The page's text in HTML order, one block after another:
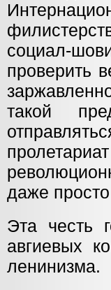
социал-
проверить
такой
даже
Эта честь
авгиевых
ленинизма.